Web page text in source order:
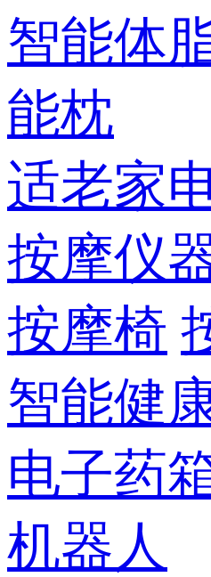
智能体
能枕
适老家
按摩仪
按摩椅
智能健
电子药
机器人